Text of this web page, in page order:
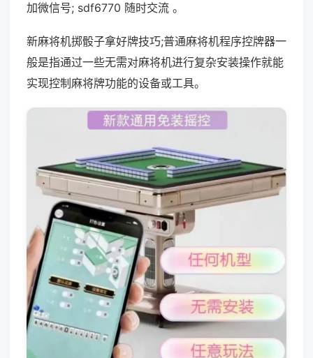
加微信号; sdf6770 随时交流 。
新麻将机掷骰子拿好牌技巧;普通麻将机程序控牌器一
般是指通过一些无需对麻将机进行复杂安装操作就能
实现控制麻将牌功能的设备或工具。